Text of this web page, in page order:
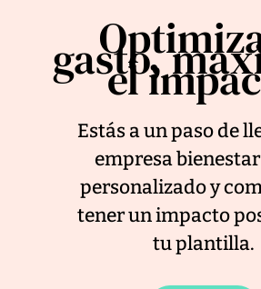
gasto,
el
Estás a un paso de
empresa
personalizado y
tener un impacto
tu plantilla.